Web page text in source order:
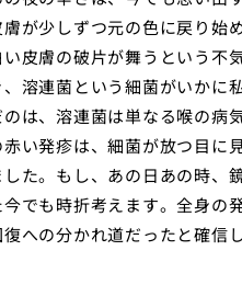
が少しずつ元の色に戻り始
皮膚の破片が舞うという不
溶連菌という細菌がいかに
は、溶連菌は単なる喉の病
い発疹は、細菌が放つ目に
た。もし、あの日あの時、
でも時折考えます。全身の
への分かれ道だったと確信し